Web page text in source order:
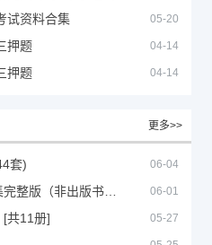
试资料合集 05-20
押题 04-14
押题 04-14
更多>>
套) 06-04
06-01
[共11册] 05-27